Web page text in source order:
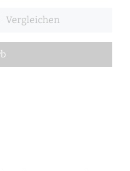
Vergleichen